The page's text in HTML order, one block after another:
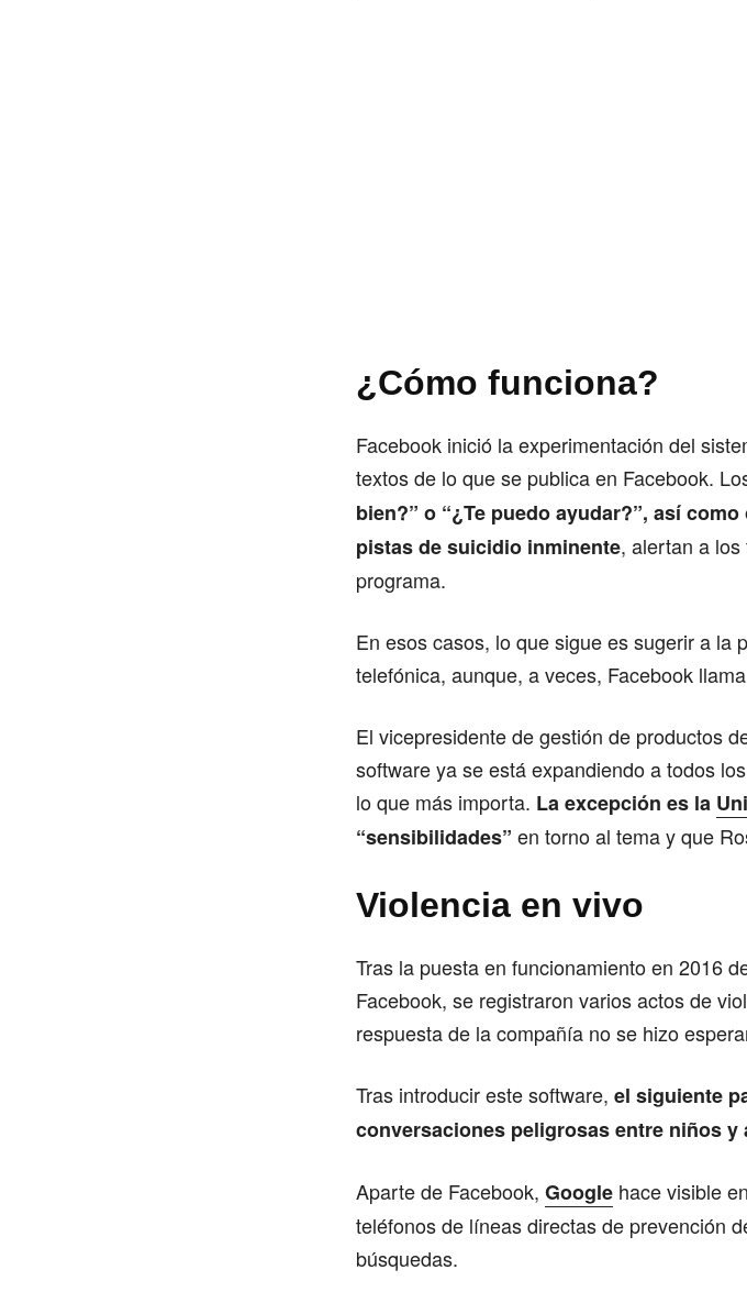
¿Cómo funciona?
Facebook inició la experimentación del
textos de lo que se publica en Facebook.
bien?” o “¿Te puedo ayudar?”, así
pistas de suicidio inminente, alertan a
programa.
En esos casos, lo que sigue es sugerir a la
telefónica, aunque, a veces, Facebook
El vicepresidente de gestión de productos
software ya se está expandiendo a todos
lo que más importa. La excepción es la
“sensibilidades” en torno al tema y que
Violencia en vivo
Tras la puesta en funcionamiento en 2016
Facebook, se registraron varios actos de
respuesta de la compañía no se hizo
Tras introducir este software, el siguiente
conversaciones peligrosas entre niños y
Aparte de Facebook, Google hace visible
teléfonos de líneas directas de prevención
búsquedas.